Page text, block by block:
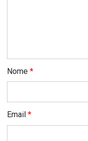
Nome *
Email *